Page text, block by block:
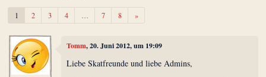
1 2 3 4 … 7 8 »Weiter
Tomm, 20. Juni 2012, um 19:09
Liebe Skatfreunde und liebe Admins,